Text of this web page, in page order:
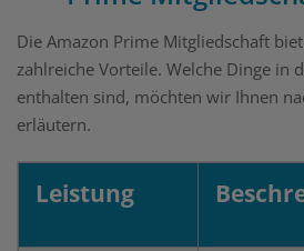
Die Amazon Prime Mitgliedschaft
zahlreiche Vorteile. Welche Dinge in
enthalten sind, möchten wir Ihnen
erläutern.
Leistung